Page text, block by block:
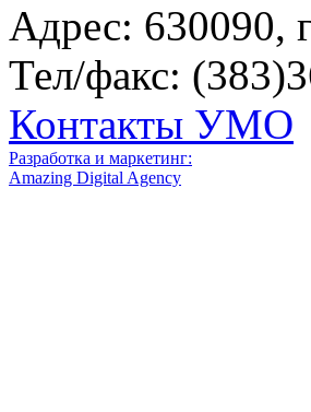
Адрес: 630090,
Тел/факс:
Контакты УМО
Разработка и маркетинг:
Amazing Digital Agency